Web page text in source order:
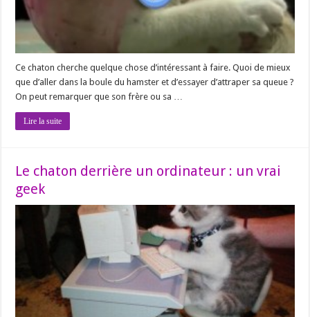
Ce chaton cherche quelque chose d’intéressant à faire. Quoi de mieux
que d’aller dans la boule du hamster et d’essayer d’attraper sa queue ?
On peut remarquer que son frère ou sa …
Lire la suite
Le chaton derrière un ordinateur : un vrai
geek